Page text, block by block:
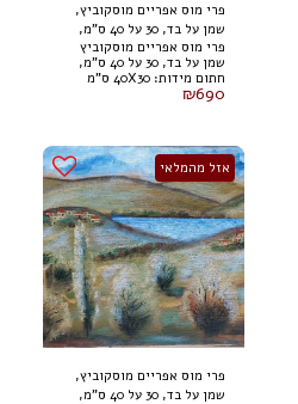
פרי מוס אפריים מוסקוביץ,
שמן על בד, 30 על 40 ס"מ,
חתום
פרי מוס אפריים מוסקוביץ
שמן על בד, 30 על 40 ס"מ,
חתום מידות: 40X30 ס"מ
₪690
אזל מהמלאי
פרי מוס אפריים מוסקוביץ,
שמן על בד, 30 על 40 ס"מ,